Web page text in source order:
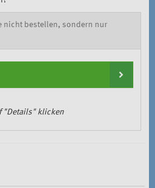
nicht bestellen, sondern nur
"Details" klicken